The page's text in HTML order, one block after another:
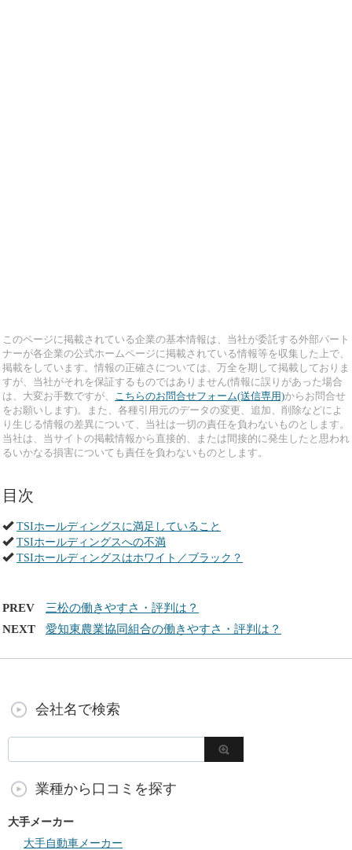
このページに掲載されている企業の基本情報は、当社が委託する外部パート
ナーが各企業の公式ホームページに掲載されている情報等を収集した上で、
掲載をしています。情報の正確さについては、万全を期して掲載しておりま
すが、当社がそれを保証するものではありません(情報に誤りがあった場合
は、大変お手数ですが、 こちらのお問合せフォーム(送信専用)からお問合せ
をお願いします)。また、各種引用元のデータの変更、追加、削除などによ
り生じる情報の差異について、当社は一切の責任を負わないものとします。
当社は、当サイトの掲載情報から直接的、または間接的に発生したと思われ
るいかなる損害についても責任を負わないものとします。
目次
TSIホールディングスに満足していること
TSIホールディングスへの不満
TSIホールディングスはホワイト／ブラック？
PREV
三松の働きやすさ・評判は？
NEXT
愛知東農業協同組合の働きやすさ・評判は？
会社名で検索
業種から口コミを探す
大手メーカー
大手自動車メーカー